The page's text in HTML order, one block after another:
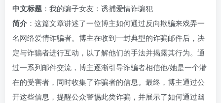
中文标题 ：我的骗子女友：诱捕爱情诈骗犯
简介 ：这篇文章讲述了一位博主如何通过反向欺骗来戏弄一
名网络爱情诈骗者。博主在收到一封典型的诈骗邮件后，决
定与诈骗者进行互动，以了解他们的手法并揭露其行为。通
过一系列邮件交流，博主逐渐引导诈骗者相信他/她是一个潜
在的受害者，同时收集了诈骗者的信息。最终，博主通过公
开这些信息，提醒公众警惕此类诈骗，并展示了如何通过幽